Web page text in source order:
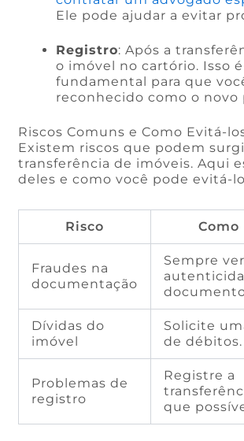
Ele pode ajudar a evitar
Registro: Após a
o imóvel no cartório. Isso é
fundamental para que
reconhecido como o novo
Riscos Comuns e Como Evitá-
Existem riscos que podem
transferência de imóveis. Aqui
deles e como você pode evitá-
Risco Como
Fraudes na
documentação
Sempre
Dívidas do
imóvel
Solicite
de débitos.
Problemas de
registro
Registre a
que